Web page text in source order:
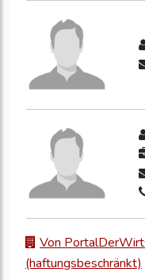
Von
(haftungsbeschränkt)